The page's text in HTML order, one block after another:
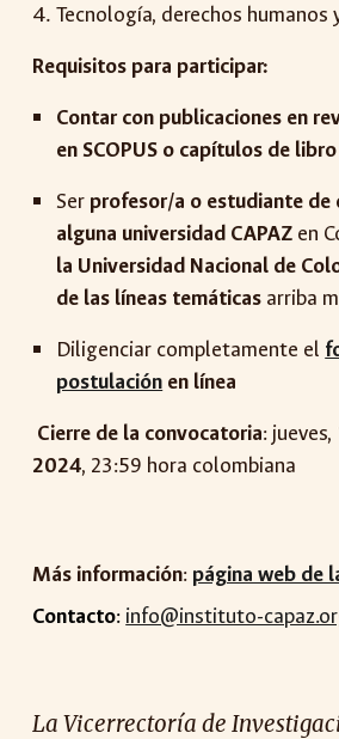
Tecnología, derechos humanos
Requisitos para participar:
Contar con publicaciones en
en SCOPUS o capítulos de
Ser profesor/a o estudiante
alguna universidad CAPAZ en
la Universidad Nacional de
de las líneas temáticas arriba
Diligenciar completamente el
postulación en línea
Cierre de la convocatoria: jueves,
2024, 23:59 hora colombiana
Más información: página web de
Contacto: info@instituto-
La Vicerrectoría de